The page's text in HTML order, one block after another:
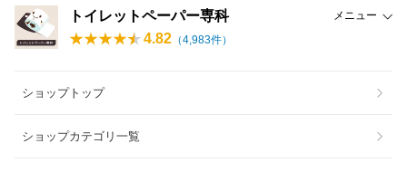
トイレットペーパー専科 メニュー
4.82 （4,983件）
ショップトップ
ショップカテゴリ一覧